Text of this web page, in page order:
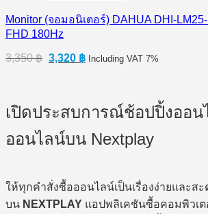
Monitor (จอมอนิเตอร์) DAHUA DHI-
FHD 180Hz
3,350฿ Original
3,320 ฿Current
Including VAT 7%
เปิดประสบการณ์ช้อปปิ้งออ
ออนไลน์บน Nextplay
ให้ทุกคำสั่งซื้อออนไลน์เป็นเรื่องง่ายและ
บน NEXTPLAY แอปพลิเคชันซื้อคอมพิวเต